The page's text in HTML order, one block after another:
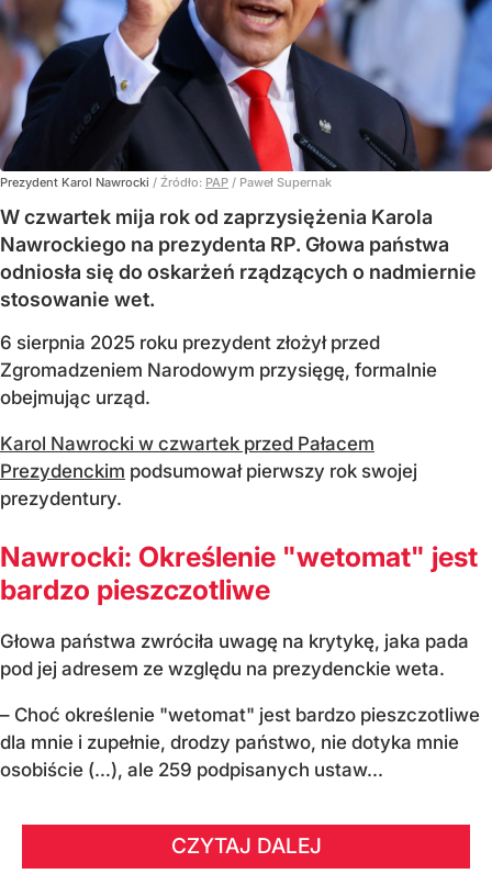
Prezydent Karol Nawrocki / Źródło: PAP / Paweł Supernak
W czwartek mija rok od zaprzysiężenia Karola
Nawrockiego na prezydenta RP. Głowa państwa
odniosła się do oskarżeń rządzących o nadmiernie
stosowanie wet.
6 sierpnia 2025 roku prezydent złożył przed
Zgromadzeniem Narodowym przysięgę, formalnie
obejmując urząd.
Karol Nawrocki w czwartek przed Pałacem
Prezydenckim podsumował pierwszy rok swojej
prezydentury.
Nawrocki: Określenie "wetomat" jest
bardzo pieszczotliwe
Głowa państwa zwróciła uwagę na krytykę, jaka pada
pod jej adresem ze względu na prezydenckie weta.
– Choć określenie "wetomat" jest bardzo pieszczotliwe
dla mnie i zupełnie, drodzy państwo, nie dotyka mnie
osobiście (…), ale 259 podpisanych ustaw...
CZYTAJ DALEJ